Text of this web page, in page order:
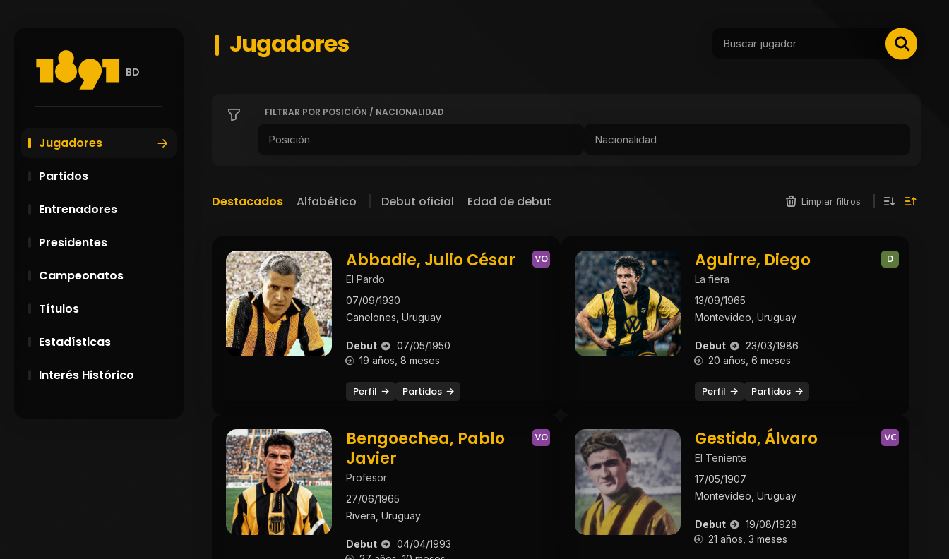
BD
Jugadores
Partidos
Entrenadores
Presidentes
Campeonatos
Títulos
Estadísticas
Interés Histórico
Jugadores
FILTRAR POR POSICIÓN / NACIONALIDAD
Destacados Alfabético Debut oficial Edad de debut Limpiar filtros
Abbadie, Julio César
El Pardo
07/09/1930
Canelones, Uruguay
Debut
07/05/1950
19 años, 8 meses
VO
Perfil Partidos
Aguirre, Diego
La fiera
13/09/1965
Montevideo, Uruguay
Debut
23/03/1986
20 años, 6 meses
D
Perfil Partidos
Bengoechea, Pablo
Javier
Profesor
27/06/1965
Rivera, Uruguay
Debut
04/04/1993
VO Gestido, Álvaro
El Teniente
17/05/1907
Montevideo, Uruguay
Debut
19/08/1928
21 años, 3 meses
VC